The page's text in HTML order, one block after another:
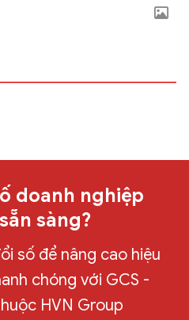
doanh nghiệp
sàng?
số để nâng cao hiệu
chóng với GCS -
HVN Group